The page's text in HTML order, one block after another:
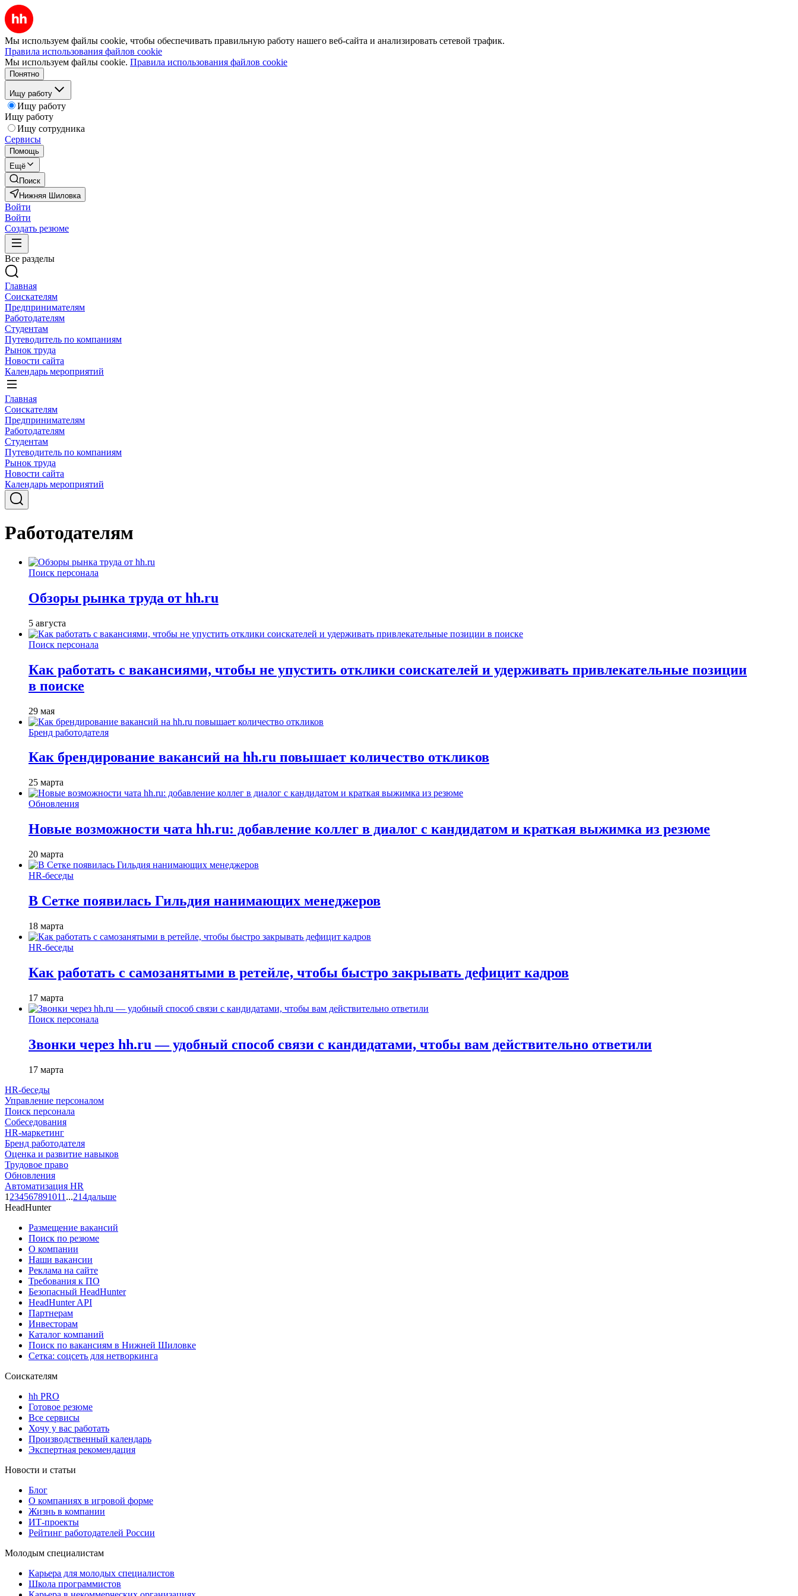
Мы используем файлы cookie, чтобы обеспечивать правильную работу нашего веб-сайта и анализировать сетевой трафик.
Правила использования файлов cookie
Мы используем файлы cookie. Правила использования файлов cookie
Понятно
Ищу работу
Ищу работу
Ищу работу
Ищу сотрудника
Сервисы
Помощь
Ещё
Поиск
Нижняя Шиловка
Войти
Войти
Создать резюме
Все разделы
Главная
Соискателям
Предпринимателям
Работодателям
Студентам
Путеводитель по компаниям
Рынок труда
Новости сайта
Календарь мероприятий
Главная
Соискателям
Предпринимателям
Работодателям
Студентам
Путеводитель по компаниям
Рынок труда
Новости сайта
Календарь мероприятий
Работодателям
Поиск персонала
Обзоры рынка труда от hh.ru
5 августа
Поиск персонала
Как работать с вакансиями, чтобы не упустить отклики соискателей и удерживать привлекательные позиции
в поиске
29 мая
Бренд работодателя
Как брендирование вакансий на hh.ru повышает количество откликов
25 марта
Обновления
Новые возможности чата hh.ru: добавление коллег в диалог с кандидатом и краткая выжимка из резюме
20 марта
HR-беседы
В Сетке появилась Гильдия нанимающих менеджеров
18 марта
HR-беседы
Как работать с самозанятыми в ретейле, чтобы быстро закрывать дефицит кадров
17 марта
Поиск персонала
Звонки через hh.ru — удобный способ связи с кандидатами, чтобы вам действительно ответили
17 марта
HR-беседы
Управление персоналом
Поиск персонала
Собеседования
HR-маркетинг
Бренд работодателя
Оценка и развитие навыков
Трудовое право
Обновления
Автоматизация HR
1 234567891011 ...214дальше
HeadHunter
Размещение вакансий
Поиск по резюме
О компании
Наши вакансии
Реклама на сайте
Требования к ПО
Безопасный HeadHunter
HeadHunter API
Партнерам
Инвесторам
Каталог компаний
Поиск по вакансиям в Нижней Шиловке
Сетка: соцсеть для нетворкинга
Соискателям
hh PRO
Готовое резюме
Все сервисы
Хочу у вас работать
Производственный календарь
Экспертная рекомендация
Новости и статьи
Блог
О компаниях в игровой форме
Жизнь в компании
ИТ-проекты
Рейтинг работодателей России
Молодым специалистам
Карьера для молодых специалистов
Школа программистов